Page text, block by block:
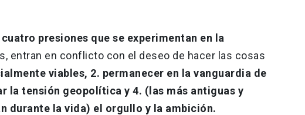
presiones que se experimentan en la
entran en conflicto con el deseo de hacer las cosas
viables, 2. permanecer en la vanguardia de
la tensión geopolítica y 4. (las más antiguas y
durante la vida) el orgullo y la ambición.